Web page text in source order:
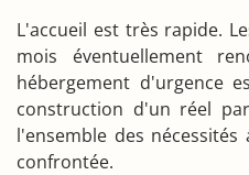
L'accueil est très rapide.
mois éventuellement
hébergement d'urgence
construction d'un réel
l'ensemble des
confrontée.